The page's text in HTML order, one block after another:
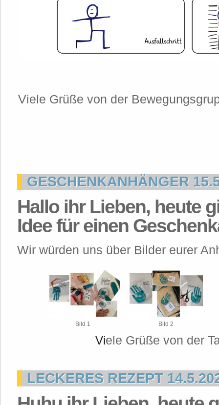
Viele Grüße von der
GESCHENKANHÄNGER
Hallo ihr Lieben, heute
Idee für einen
Wir würden uns über Bilder eurer
Bild 1 Bild 2
Viele Grüße von der
LECKERES REZEPT